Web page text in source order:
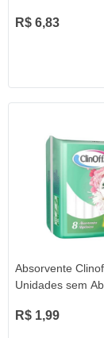
R$ 6,83
Absorvente
Unidades sem
R$ 1,99